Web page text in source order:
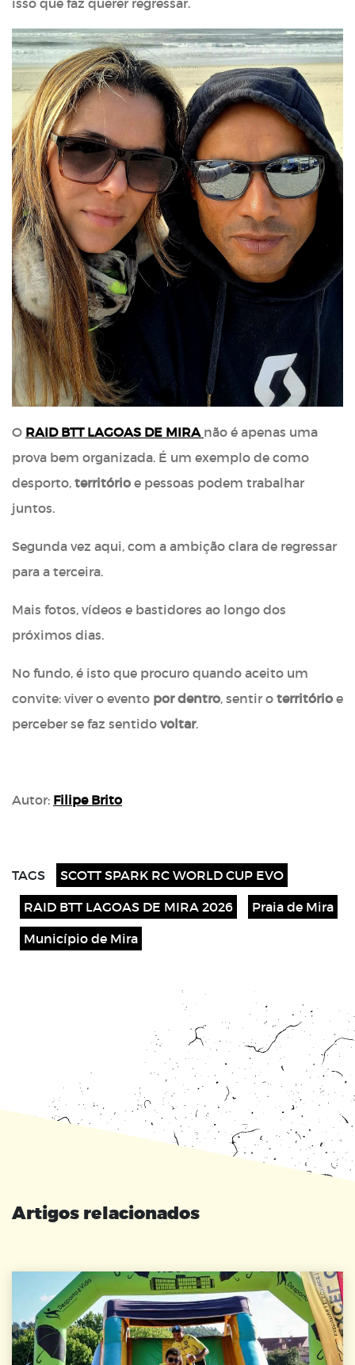
O RAID BTT LAGOAS DE MIRA não é apenas uma
prova bem organizada. É um exemplo de como
desporto, território e pessoas podem trabalhar
juntos.
Segunda vez aqui, com a ambição clara de regressar
para a terceira.
Mais fotos, vídeos e bastidores ao longo dos
próximos dias.
No fundo, é isto que procuro quando aceito um
convite: viver o evento por dentro, sentir o território e
perceber se faz sentido voltar.
Autor: Filipe Brito
TAGS
SCOTT SPARK RC WORLD CUP EVO
RAID BTT LAGOAS DE MIRA 2026
Praia de Mira
Município de Mira
Artigos relacionados